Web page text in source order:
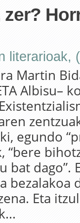
literarioak,
Bidaur
Albisu–
egundo
“bere
bat dago”.
bezalakoa
Eta